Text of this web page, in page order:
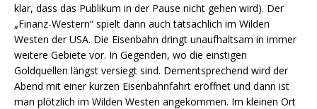
klar, dass das Publikum in der Pause nicht gehen wird). Der
„Finanz-Western“ spielt dann auch tatsächlich im Wilden
Westen der USA. Die Eisenbahn dringt unaufhaltsam in immer
weitere Gebiete vor. In Gegenden, wo die einstigen
Goldquellen längst versiegt sind. Dementsprechend wird der
Abend mit einer kurzen Eisenbahnfahrt eröffnet und dann ist
man plötzlich im Wilden Westen angekommen. Im kleinen Ort